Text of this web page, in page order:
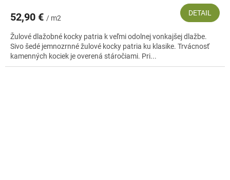
52,90 € / m2
DETAIL
Žulové dlažobné kocky patria k veľmi odolnej vonkajšej dlažbe.
Sivo šedé jemnozrnné žulové kocky patria ku klasike. Trvácnosť
kamenných kociek je overená stáročiami. Pri...